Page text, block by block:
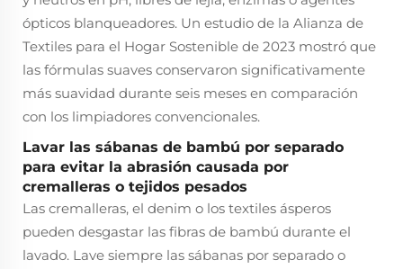
ópticos blanqueadores. Un estudio de la Alianza de
Textiles para el Hogar Sostenible de 2023 mostró que
las fórmulas suaves conservaron significativamente
más suavidad durante seis meses en comparación
con los limpiadores convencionales.
Lavar las sábanas de bambú por separado
para evitar la abrasión causada por
cremalleras o tejidos pesados
Las cremalleras, el denim o los textiles ásperos
pueden desgastar las fibras de bambú durante el
lavado. Lave siempre las sábanas por separado o